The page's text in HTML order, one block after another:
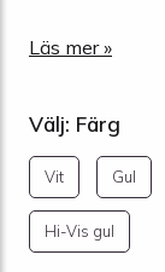
Läs mer »
Välj: Färg
Vit Gul
Hi-Vis gul